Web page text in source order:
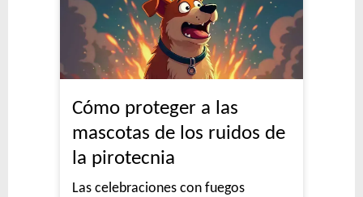
Cómo proteger a las
mascotas de los ruidos de
la pirotecnia
Las celebraciones con fuegos